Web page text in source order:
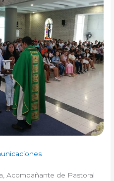
Acompañante de Pastoral